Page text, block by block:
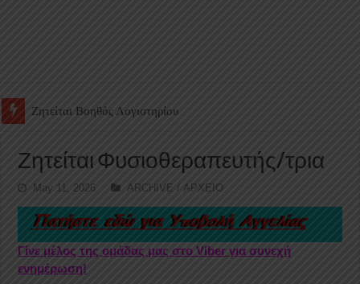
Ζητείται Υπάλληλος για γέμισμα και ανεφοδιασμό αυτόματων
Ζητείται Φυσιοθεραπευτής/τρια
May 11, 2026 ARCHIVE / ΑΡΧΕΙΟ
Γίνε μέλος της ομάδας μας στο Viber για συνεχή
ενημέρωση!